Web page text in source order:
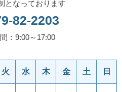
となっております
82-2203
：9:00～17:00
火 水 木 金 土 日